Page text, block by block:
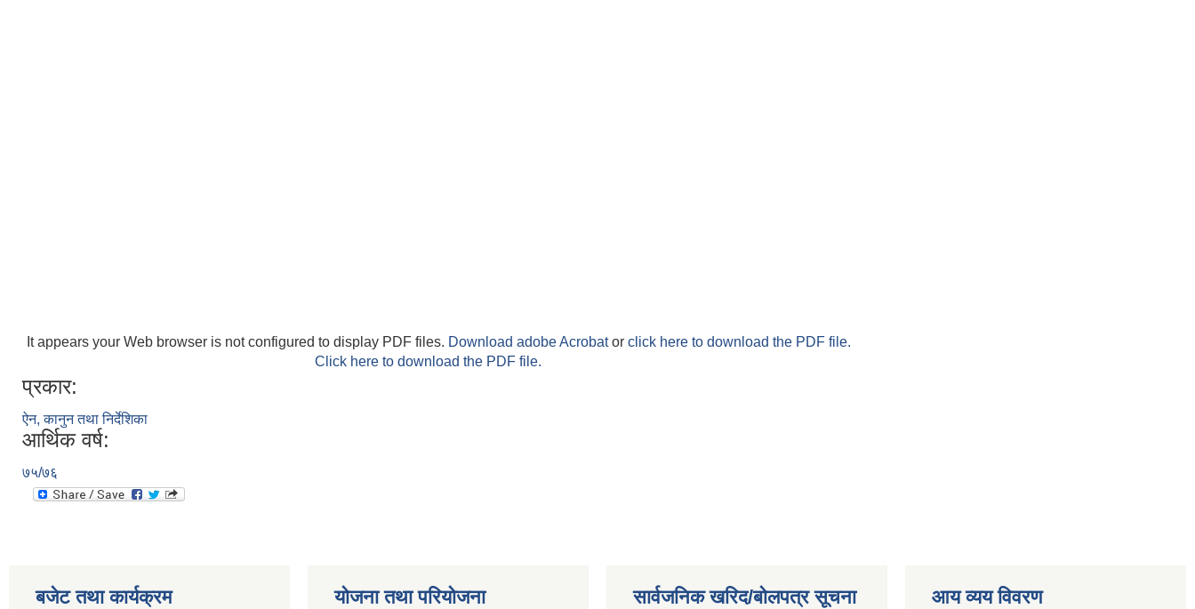
It appears your Web browser is not configured to display PDF files. Download adobe Acrobator click here to download the PDF file.
Click here to download the PDF file.
प्रकार:
ऐन, कानुन तथा निर्देशिका
आर्थिक वर्ष:
७५/७६
बजेट तथा कार्यक्रम योजना तथा परियोजना सार्वजनिक खरिद/बोलपत्र सूचना आय व्यय विवरण